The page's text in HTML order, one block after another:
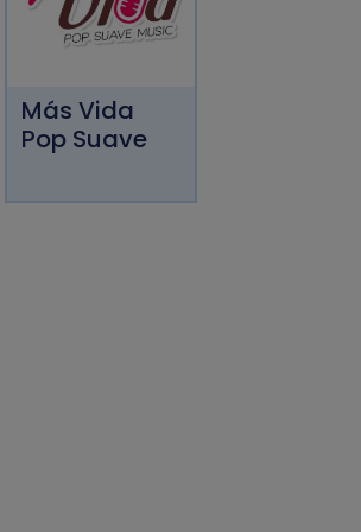
Más Vida
Pop Suave